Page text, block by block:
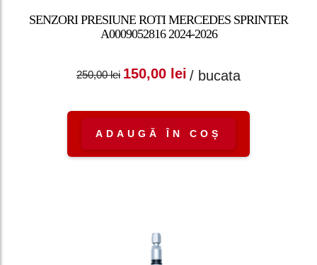
SENZORI PRESIUNE ROTI MERCEDES SPRINTER
A0009052816 2024-2026
250,00lei
Prețul inițial a fost:
150,00 lei
Prețul curent
/ bucata
ADAUGĂ ÎN COȘ